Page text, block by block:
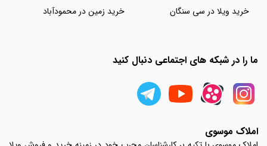
خرید ویلا در سی سنگان
خرید زمین در محمودآباد
ما را در شبکه های اجتماعی دنبال کنید
املاک موسوی